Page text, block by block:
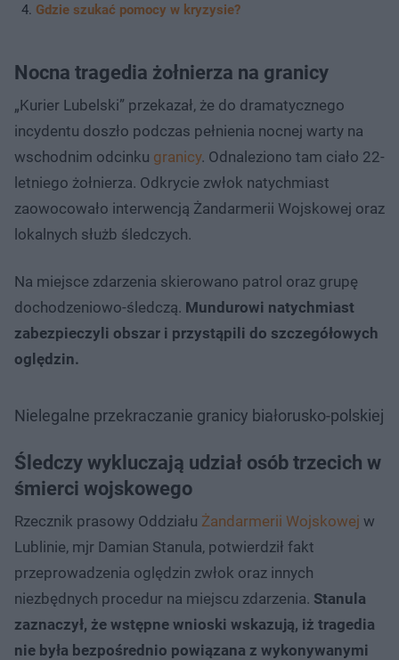
Gdzie szukać pomocy w kryzysie?
Nocna tragedia żołnierza na granicy
„Kurier Lubelski” przekazał, że do dramatycznego
incydentu doszło podczas pełnienia nocnej warty na
wschodnim odcinku granicy. Odnaleziono tam ciało 22-
letniego żołnierza. Odkrycie zwłok natychmiast
zaowocowało interwencją Żandarmerii Wojskowej oraz
lokalnych służb śledczych.
Na miejsce zdarzenia skierowano patrol oraz grupę
dochodzeniowo-śledczą. Mundurowi natychmiast
zabezpieczyli obszar i przystąpili do szczegółowych
oględzin.
Nielegalne przekraczanie granicy białorusko-polskiej
Śledczy wykluczają udział osób trzecich w
śmierci wojskowego
Rzecznik prasowy Oddziału Żandarmerii Wojskowej w
Lublinie, mjr Damian Stanula, potwierdził fakt
przeprowadzenia oględzin zwłok oraz innych
niezbędnych procedur na miejscu zdarzenia. Stanula
zaznaczył, że wstępne wnioski wskazują, iż tragedia
nie była bezpośrednio powiązana z wykonywanymi